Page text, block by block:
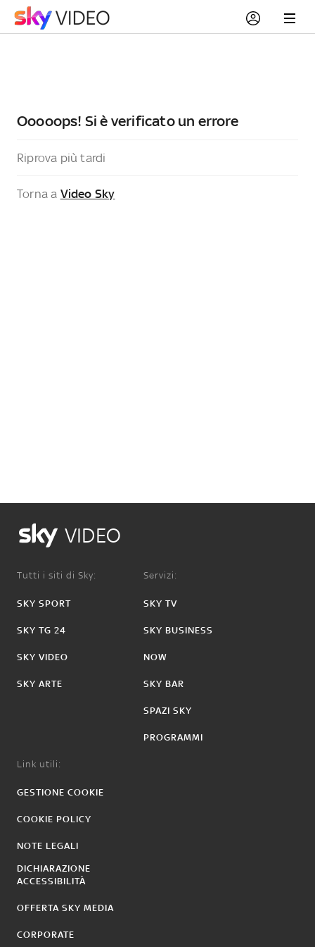
Ooooops! Si è verificato un errore
Riprova più tardi
Torna a Video Sky
VIDEO
Tutti i siti di Sky:
SKY SPORT
SKY TG 24
SKY VIDEO
SKY ARTE
Servizi:
SKY TV
SKY BUSINESS
NOW
SKY BAR
SPAZI SKY
PROGRAMMI
Link utili:
GESTIONE COOKIE
COOKIE POLICY
NOTE LEGALI
DICHIARAZIONE
ACCESSIBILITÀ
OFFERTA SKY MEDIA
CORPORATE